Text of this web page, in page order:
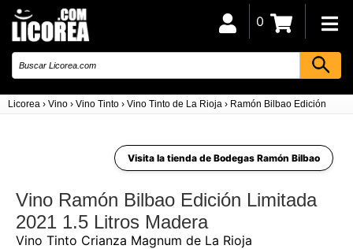
Licorea › Vino › Vino Tinto › Vino Tinto de La Rioja › Ramón Bilbao Edición
0
Visita la tienda de Bodegas Ramón Bilbao
Vino Ramón Bilbao Edición Limitada
2021 1.5 Litros Madera
Vino Tinto Crianza Magnum de La Rioja